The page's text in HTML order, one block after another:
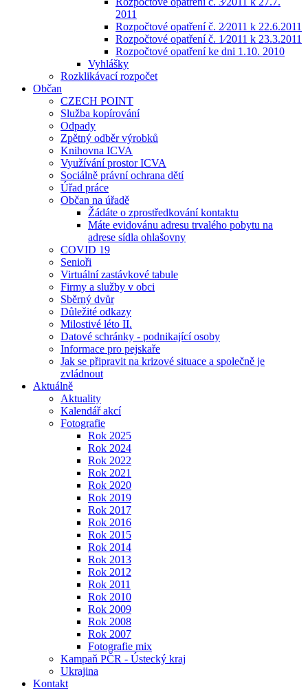
2011
Rozpočtové opatření č. 2⁄2011 k 22.6.2011
Rozpočtové opatření č. 1⁄2011 k 23.3.2011
Rozpočtové opatření ke dni 1.10. 2010
Vyhlášky
Rozklikávací rozpočet
Občan
CZECH POINT
Služba kopírování
Odpady
Zpětný odběr výrobků
Knihovna ICVA
Využívání prostor ICVA
Sociálně právní ochrana dětí
Úřad práce
Občan na úřadě
Žádáte o zprostředkování kontaktu
Máte evidovánu adresu trvalého pobytu na
adrese sídla ohlašovny
COVID 19
Senioři
Virtuální zastávkové tabule
Firmy a služby v obci
Sběrný dvůr
Důležité odkazy
Milostivé léto II.
Datové schránky - podnikající osoby
Informace pro pejskaře
Jak se připravit na krizové situace a společně je
zvládnout
Aktuálně
Aktuality
Kalendář akcí
Fotografie
Rok 2025
Rok 2024
Rok 2022
Rok 2021
Rok 2020
Rok 2019
Rok 2017
Rok 2016
Rok 2015
Rok 2014
Rok 2013
Rok 2012
Rok 2011
Rok 2010
Rok 2009
Rok 2008
Rok 2007
Fotografie mix
Kampaň PČR - Ústecký kraj
Ukrajina
Kontakt